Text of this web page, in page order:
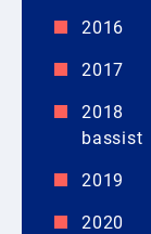
2016
2017
2018
bassist
2019
2020